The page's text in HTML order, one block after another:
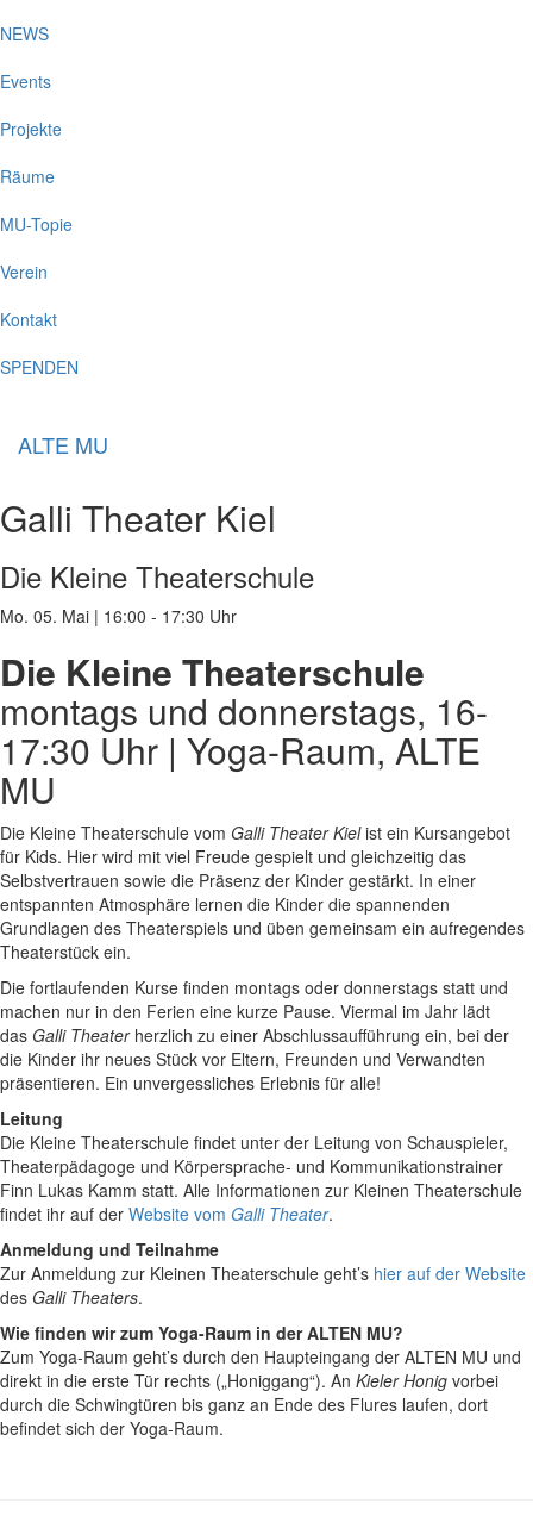
NEWS
Events
Projekte
Räume
MU-Topie
Verein
Kontakt
SPENDEN
ALTE MU
Galli Theater Kiel
Die Kleine Theaterschule
Mo. 05. Mai | 16:00 - 17:30 Uhr
Die Kleine Theaterschule
montags und donnerstags, 16-
17:30 Uhr | Yoga-Raum, ALTE
MU
Die Kleine Theaterschule vom Galli Theater Kielist ein Kursangebot
für Kids. Hier wird mit viel Freude gespielt und gleichzeitig das
Selbstvertrauen sowie die Präsenz der Kinder gestärkt. In einer
entspannten Atmosphäre lernen die Kinder die spannenden
Grundlagen des Theaterspiels und üben gemeinsam ein aufregendes
Theaterstück ein.
Die fortlaufenden Kurse finden montags oder donnerstags statt und
machen nur in den Ferien eine kurze Pause. Viermal im Jahr lädt
das Galli Theaterherzlich zu einer Abschlussaufführung ein, bei der
die Kinder ihr neues Stück vor Eltern, Freunden und Verwandten
präsentieren. Ein unvergessliches Erlebnis für alle!
Leitung
Die Kleine Theaterschule findet unter der Leitung von Schauspieler,
Theaterpädagoge und Körpersprache- und Kommunikationstrainer
Finn Lukas Kamm statt. Alle Informationen zur Kleinen Theaterschule
findet ihr auf der Website vom Galli Theater.
Anmeldung und Teilnahme
Zur Anmeldung zur Kleinen Theaterschule geht’s hier auf der Website
des Galli Theaters.
Wie finden wir zum Yoga-Raum in der ALTEN MU?
Zum Yoga-Raum geht’s durch den Haupteingang der ALTEN MU und
direkt in die erste Tür rechts („Honiggang“). An Kieler Honig vorbei
durch die Schwingtüren bis ganz an Ende des Flures laufen, dort
befindet sich der Yoga-Raum.